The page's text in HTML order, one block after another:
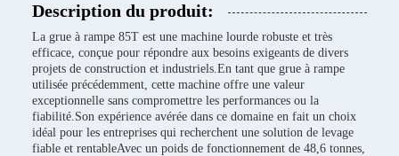
Description du produit:
La grue à rampe 85T est une machine lourde robuste et très
efficace, conçue pour répondre aux besoins exigeants de divers
projets de construction et industriels.En tant que grue à rampe
utilisée précédemment, cette machine offre une valeur
exceptionnelle sans compromettre les performances ou la
fiabilité.Son expérience avérée dans ce domaine en fait un choix
idéal pour les entreprises qui recherchent une solution de levage
fiable et rentableAvec un poids de fonctionnement de 48,6 tonnes,